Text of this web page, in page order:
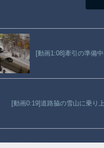
[動画1:08]牽引の準備
[動画0:19]道路脇の雪山に乗り